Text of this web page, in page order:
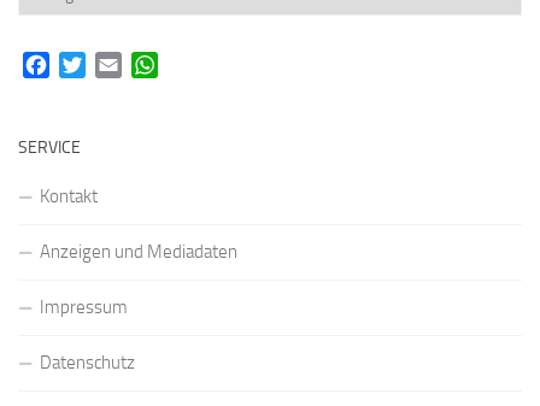
FacebookTwitterEmail
SERVICE
Kontakt
Anzeigen und Mediadaten
Impressum
Datenschutz